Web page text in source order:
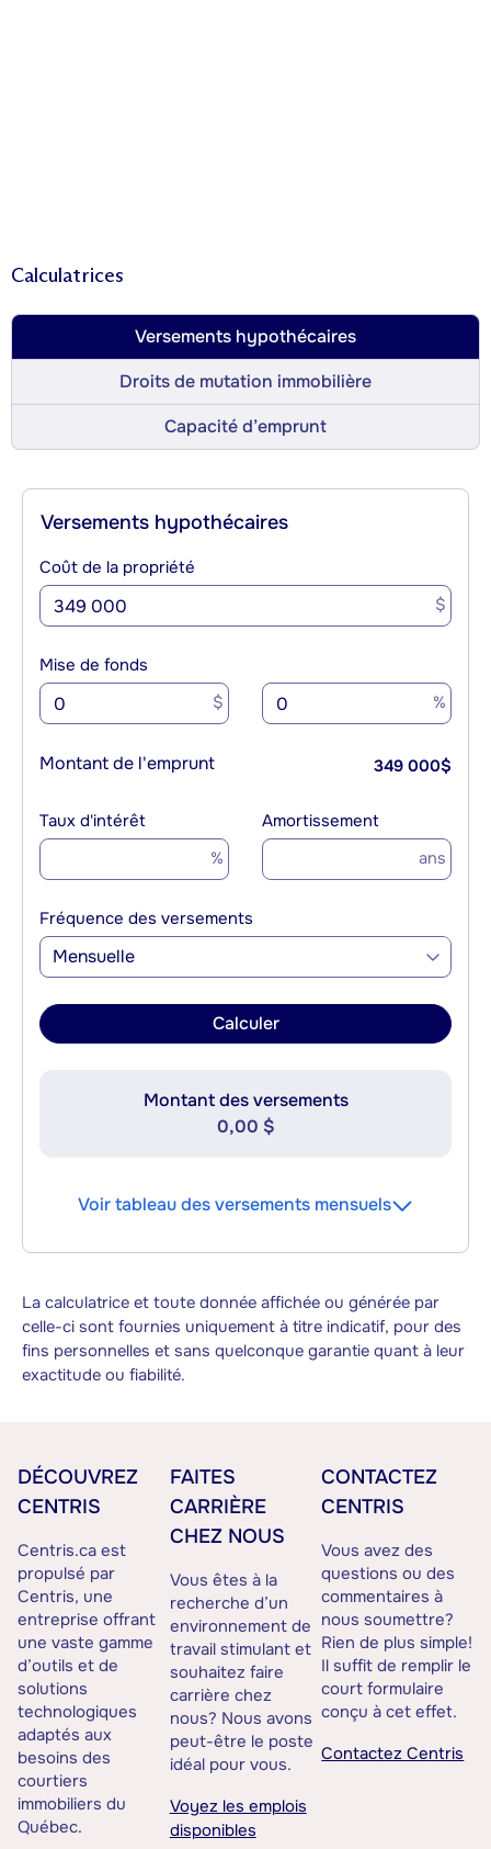
Calculatrices
Versements hypothécaires
Droits de mutation immobilière
Capacité d’emprunt
Versements hypothécaires
Coût de la propriété
$
Mise de fonds
$ %
Montant de l'emprunt 349 000$
Taux d'intérêt
%
Amortissement
ans
Fréquence des versements
Mensuelle
Calculer
Montant des versements
0,00 $
Voir tableau des versements mensuels
La calculatrice et toute donnée affichée ou générée par
celle-ci sont fournies uniquement à titre indicatif, pour des
fins personnelles et sans quelconque garantie quant à leur
exactitude ou fiabilité.
DÉCOUVREZ
CENTRIS
Centris.ca est
propulsé par
Centris, une
entreprise offrant
une vaste gamme
d’outils et de
solutions
technologiques
adaptés aux
besoins des
courtiers
immobiliers du
Québec.
FAITES
CARRIÈRE
CHEZ NOUS
Vous êtes à la
recherche d’un
environnement de
travail stimulant et
souhaitez faire
carrière chez
nous? Nous avons
peut-être le poste
idéal pour vous.
Voyez les emplois
disponibles
CONTACTEZ
CENTRIS
Vous avez des
questions ou des
commentaires à
nous soumettre?
Rien de plus simple!
Il suffit de remplir le
court formulaire
conçu à cet effet.
Contactez Centris